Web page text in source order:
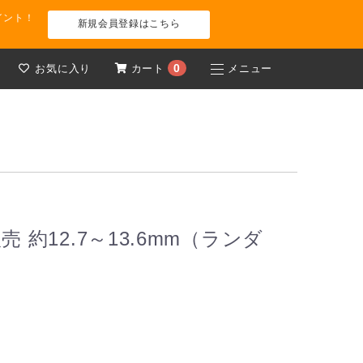
ト！
新規会員登録はこちら
お気に入り カート 0 メニュー
約12.7～13.6mm（ランダ